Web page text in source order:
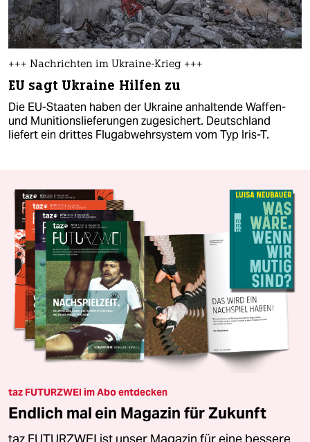
+++ Nachrichten im Ukraine-Krieg +++
EU sagt Ukraine Hilfen zu
Die EU-Staaten haben der Ukraine anhaltende Waffen-
und Munitionslieferungen zugesichert. Deutschland
liefert ein drittes Flugabwehrsystem vom Typ Iris-T.
taz FUTURZWEI im Abo entdecken
Endlich mal ein Magazin für Zukunft